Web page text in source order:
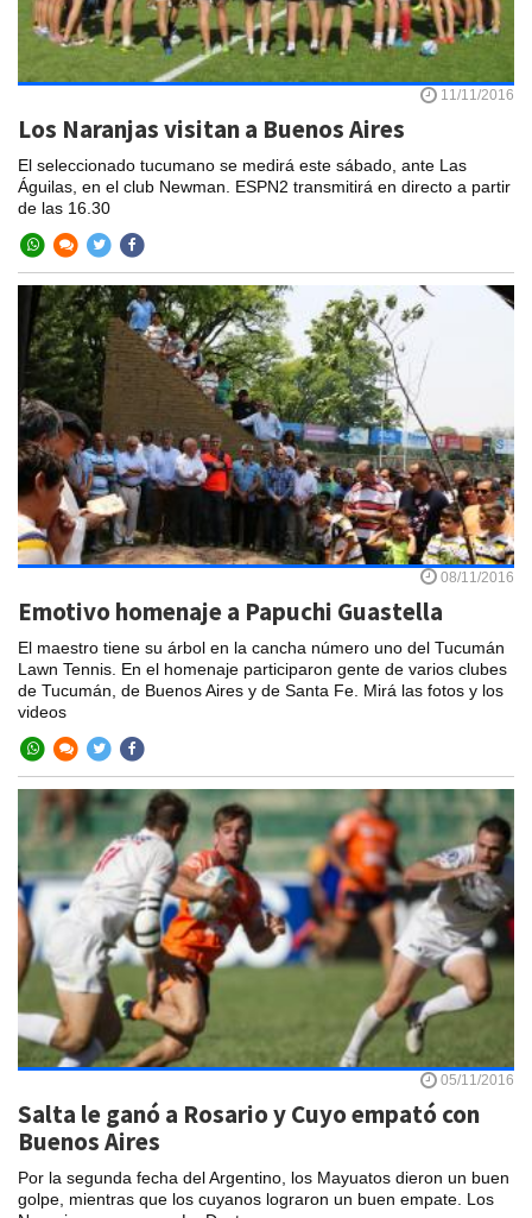
11/11/2016
Los Naranjas visitan a Buenos Aires
El seleccionado tucumano se medirá este sábado, ante Las
Águilas, en el club Newman. ESPN2 transmitirá en directo a partir
de las 16.30
08/11/2016
Emotivo homenaje a Papuchi Guastella
El maestro tiene su árbol en la cancha número uno del Tucumán
Lawn Tennis. En el homenaje participaron gente de varios clubes
de Tucumán, de Buenos Aires y de Santa Fe. Mirá las fotos y los
videos
05/11/2016
Salta le ganó a Rosario y Cuyo empató con
Buenos Aires
Por la segunda fecha del Argentino, los Mayuatos dieron un buen
golpe, mientras que los cuyanos lograron un buen empate. Los